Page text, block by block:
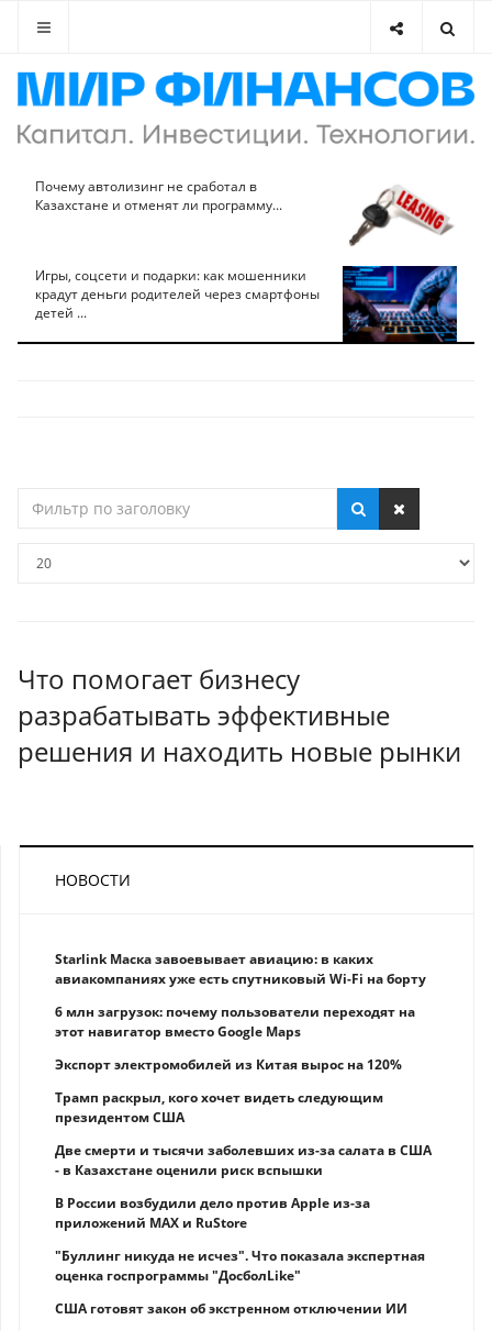
Почему автолизинг не сработал в
Казахстане и отменят ли программу...
Игры, соцсети и подарки: как мошенники
крадут деньги родителей через смартфоны
детей ...
по
Что помогает бизнесу
разрабатывать эффективные
решения и находить новые рынки
НОВОСТИ
Starlink Маска завоевывает авиацию: в каких
авиакомпаниях уже есть спутниковый Wi-Fi на борту
6 млн загрузок: почему пользователи переходят на
этот навигатор вместо Google Maps
Экспорт электромобилей из Китая вырос на 120%
Трамп раскрыл, кого хочет видеть следующим
президентом США
Две смерти и тысячи заболевших из-за салата в США
- в Казахстане оценили риск вспышки
В России возбудили дело против Apple из-за
приложений MAX и RuStore
"Буллинг никуда не исчез". Что показала экспертная
оценка госпрограммы "ДосболLike"
США готовят закон об экстренном отключении ИИ